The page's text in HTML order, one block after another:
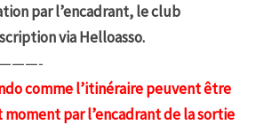
par l’encadrant, le club
via Helloasso.
comme l’itinéraire peuvent être
par l’encadrant de la sortie